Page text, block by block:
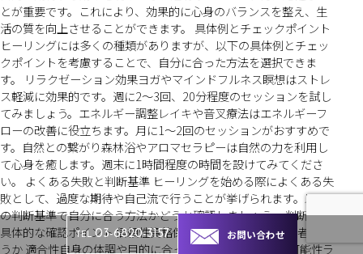
TEL03-6820-3157 お問い合わせ
とが重要です。これにより、効果的に心身のバランスを整え、生
活の質を向上させることができます。 具体例とチェックポイント
ヒーリングには多くの種類がありますが、以下の具体例とチェッ
クポイントを考慮することで、自分に合った方法を選択できま
す。 リラクゼーション効果ヨガやマインドフルネス瞑想はストレ
ス軽減に効果的です。週に2〜3回、20分程度のセッションを試し
てみましょう。エネルギー調整レイキや音叉療法はエネルギーフ
ローの改善に役立ちます。月に1〜2回のセッションがおすすめで
す。自然との繋がり森林浴やアロマセラピーは自然の力を利用し
て心身を癒します。週末に1時間程度の時間を設けてみてくださ
い。 よくある失敗と判断基準 ヒーリングを始める際によくある失
敗として、過度な期待や自己流で行うことが挙げられます。以下
の判断基準で自分に合う方法かどうか確認しましょう。 判断基準
具体的な確認ポイント 信頼性資格保持者や経験豊富な施術者かど
うか 適合性自身の体調や目的に合った方法かどうか 持続可能性ラ